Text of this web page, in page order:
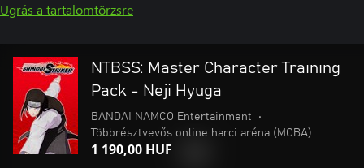
Ugrás a tartalomtörzsre
NTBSS: Master Character Training
Pack - Neji Hyuga
BANDAI NAMCO Entertainment
•
Többrésztvevős online harci aréna (MOBA)
1 190,00 HUF